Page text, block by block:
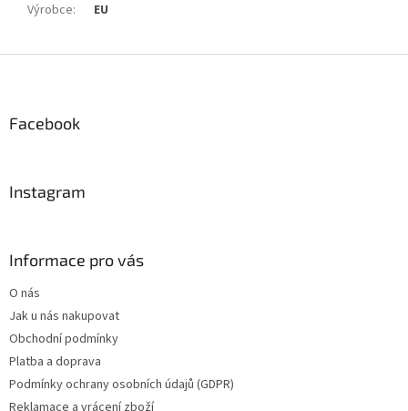
Výrobce: EU
Facebook
Instagram
Informace pro vás
O nás
Jak u nás nakupovat
Obchodní podmínky
Platba a doprava
Podmínky ochrany osobních údajů (GDPR)